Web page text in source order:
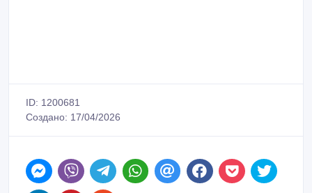
ID: 1200681
Создано: 17/04/2026